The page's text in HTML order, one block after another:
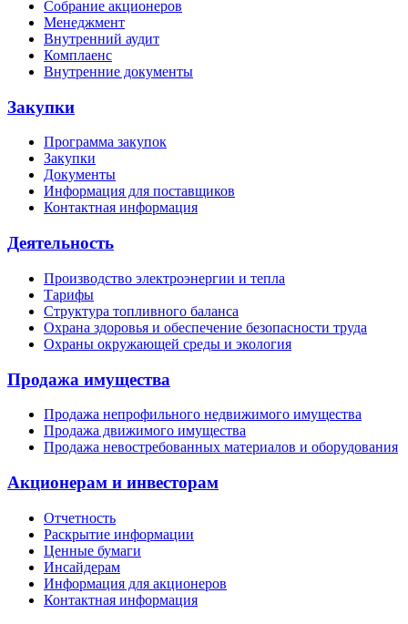
Собрание акционеров
Менеджмент
Внутренний аудит
Комплаенс
Внутренние документы
Закупки
Программа закупок
Закупки
Документы
Информация для поставщиков
Контактная информация
Деятельность
Производство электроэнергии и тепла
Тарифы
Структура топливного баланса
Охрана здоровья и обеспечение безопасности труда
Охраны окружающей среды и экология
Продажа имущества
Продажа непрофильного недвижимого имущества
Продажа движимого имущества
Продажа невостребованных материалов и оборудования
Акционерам и инвесторам
Отчетность
Раскрытие информации
Ценные бумаги
Инсайдерам
Информация для акционеров
Контактная информация